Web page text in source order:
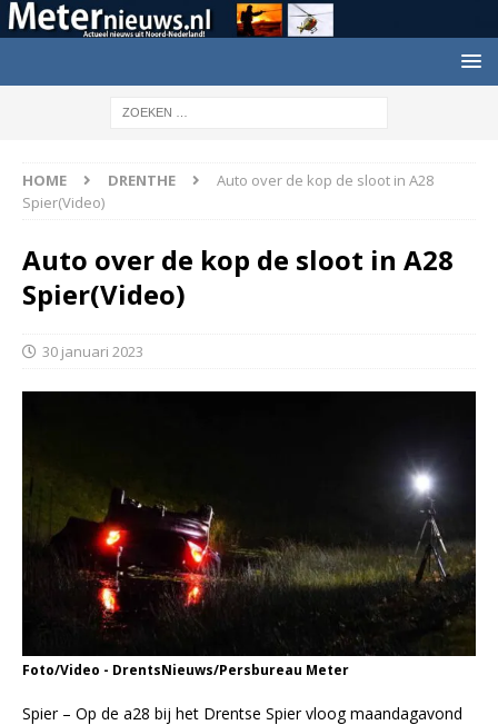
HOME DRENTHE
Auto over de kop de sloot in A28
Spier(Video)
Auto over de kop de sloot in A28
Spier(Video)
30 januari 2023
Foto/Video - DrentsNieuws/Persbureau Meter
Spier – Op de a28 bij het Drentse Spier vloog maandagavond